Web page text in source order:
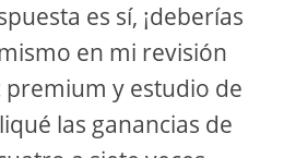
es sí, ¡deberías
en mi revisión
premium y estudio de
las ganancias de